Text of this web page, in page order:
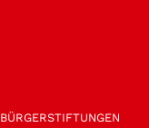
BÜRGER­STIFTUNGEN